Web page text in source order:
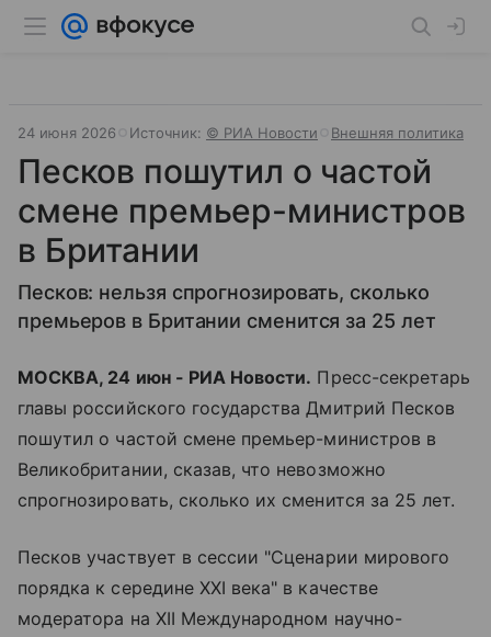
24 июня 2026 Источник: © РИА Новости Внешняя политика
Песков пошутил о частой
смене премьер-министров
в Британии
Песков: нельзя спрогнозировать, сколько
премьеров в Британии сменится за 25 лет
МОСКВА, 24 июн - РИА Новости. Пресс-секретарь
главы российского государства Дмитрий Песков
пошутил о частой смене премьер-министров в
Великобритании, сказав, что невозможно
спрогнозировать, сколько их сменится за 25 лет.
Песков участвует в сессии "Сценарии мирового
порядка к середине XXI века" в качестве
модератора на XII Международном научно-